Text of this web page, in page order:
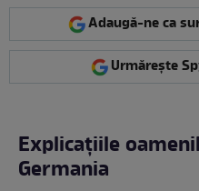
Adaugă-ne ca
Urmărește
Explicațiile
Germania